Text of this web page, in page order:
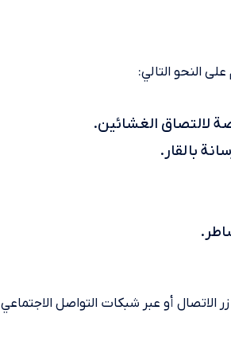
النحو التالي:
لالتصاق الغشائين.
أو عبر شبكات التواصل الاجتماعي